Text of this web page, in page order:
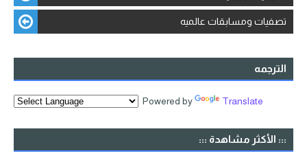
تصفيات ومسابقات عالميه
الترجمه
Powered by Translate
::: الأكثر مشاهدة :::